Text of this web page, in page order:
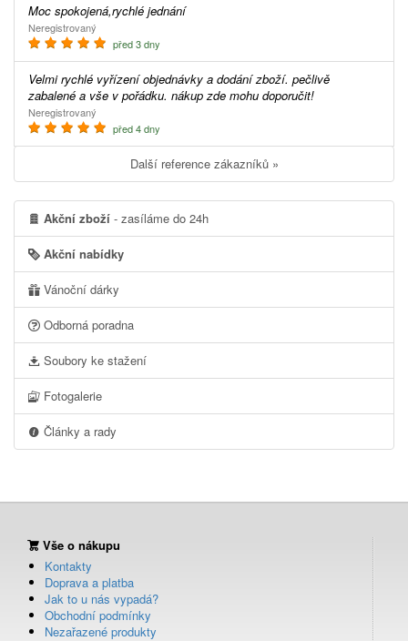
Moc spokojená,rychlé jednání
Neregistrovaný
před 3 dny
Velmi rychlé vyřízení objednávky a dodání zboží. pečlivě
zabalené a vše v pořádku. nákup zde mohu doporučit!
Neregistrovaný
před 4 dny
Další reference zákazníků »
Akční zboží - zasíláme do 24h
Akční nabídky
Vánoční dárky
Odborná poradna
Soubory ke stažení
Fotogalerie
Články a rady
Vše o nákupu
Kontakty
Doprava a platba
Jak to u nás vypadá?
Obchodní podmínky
Nezařazené produkty